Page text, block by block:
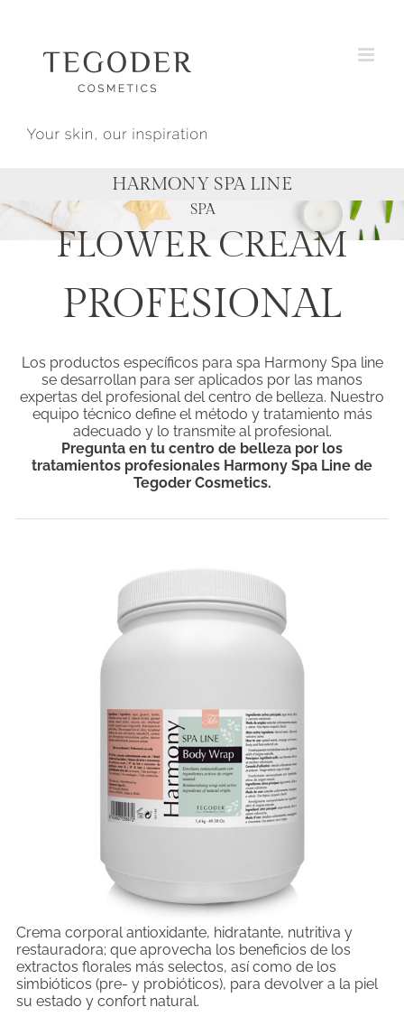
SPA
HARMONY SPA LINE
FLOWER CREAM
PROFESIONAL
Los productos específicos para spa Harmony Spa line
se desarrollan para ser aplicados por las manos
expertas del profesional del centro de belleza. Nuestro
equipo técnico define el método y tratamiento más
adecuado y lo transmite al profesional.
Pregunta en tu centro de belleza por los
tratamientos profesionales Harmony Spa Line de
Tegoder Cosmetics.
Crema corporal antioxidante, hidratante, nutritiva y
restauradora; que aprovecha los beneficios de los
extractos florales más selectos, así como de los
simbióticos (pre- y probióticos), para devolver a la piel
su estado y confort natural.